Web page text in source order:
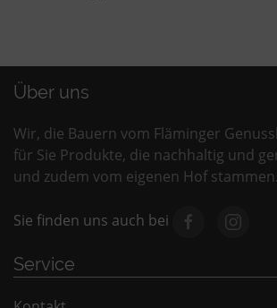
Über uns
Wir, die Bauern vom Fläminger
für Sie Produkte, die nachhaltig und
und zudem vom eigenen Hof stammen.
Sie finden uns auch bei
Service